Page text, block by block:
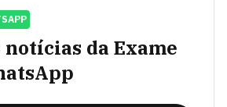
notícias da Exame